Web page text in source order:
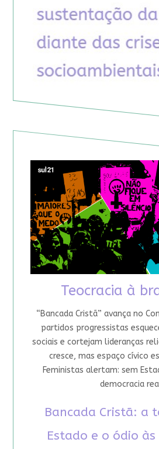
Teocracia à
“Bancada Cristã” avança no
partidos progressistas
sociais e cortejam lideranças
cresce, mas espaço cívico
Feministas alertam: sem
democracia
Bancada Cristã: a
Estado e o ódio